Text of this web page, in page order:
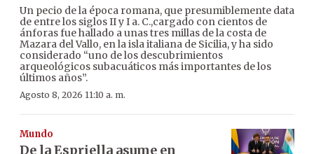
Un pecio de la época romana, que presumiblemente data
de entre los siglos II y I a. C.,cargado con cientos de
ánforas fue hallado a unas tres millas de la costa de
Mazara del Vallo, en la isla italiana de Sicilia, y ha sido
considerado “uno de los descubrimientos
arqueológicos subacuáticos más importantes de los
últimos años”.
Agosto 8, 2026 11:10 a. m.
Mundo
De la Espriella asume en